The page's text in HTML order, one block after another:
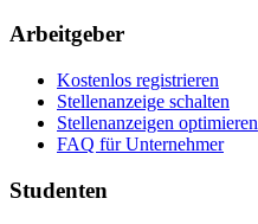
Arbeitgeber
Kostenlos registrieren
Stellenanzeige schalten
Stellenanzeigen optimieren
FAQ für Unternehmer
Studenten